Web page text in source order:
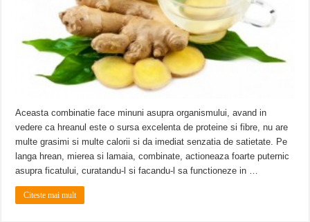
Aceasta combinatie face minuni asupra organismului, avand in
vedere ca hreanul este o sursa excelenta de proteine si fibre, nu are
multe grasimi si multe calorii si da imediat senzatia de satietate. Pe
langa hrean, mierea si lamaia, combinate, actioneaza foarte puternic
asupra ficatului, curatandu-l si facandu-l sa functioneze in …
Citeste mai mult